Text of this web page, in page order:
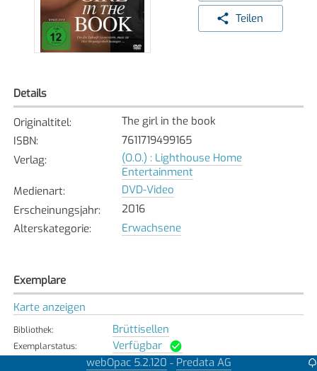
Teilen
Details
Originaltitel:
The girl in the book
ISBN:
7611719499165
Verlag:
(O.O.) : Lighthouse Home
Entertainment
Medienart:
DVD-Video
Erscheinungsjahr:
2016
Alterskategorie: Erwachsene
Exemplare
Karte anzeigen
Bibliothek: Brüttisellen
Exemplarstatus: Verfügbar
webOpac 5.2.120 - Predata AG